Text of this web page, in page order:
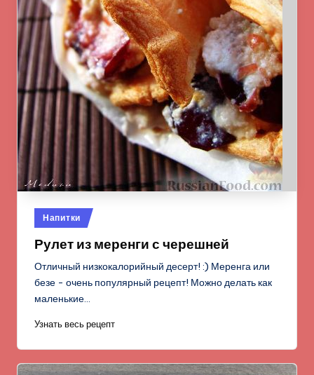
Опубликовано
в
Напитки
Рулет из меренги с черешней
Отличный низкокалорийный десерт! :) Меренга или
безе - очень популярный рецепт! Можно делать как
маленькие…
Узнать весь рецепт